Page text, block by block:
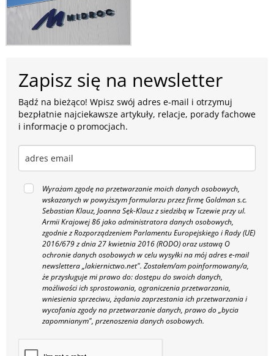
Zapisz się na newsletter
Bądź na bieżąco! Wpisz swój adres e-mail i otrzymuj
bezpłatnie najciekawsze artykuły, relacje, porady fachowe
i informacje o promocjach.
Wyrażam zgodę na przetwarzanie moich danych osobowych,
wskazanych w powyższym formularzu przez firmę Goldman s.c.
Sebastian Klauz, Joanna Sęk-Klauz z siedzibą w Tczewie przy ul.
Armii Krajowej 86 jako administratora danych osobowych,
zgodnie z Rozporządzeniem Parlamentu Europejskiego i Rady (UE)
2016/679 z dnia 27 kwietnia 2016 (RODO) oraz ustawą O
ochronie danych osobowych w celu wysyłki na mój adres e-mail
newslettera „lakiernictwo.net". Zostałem/am poinformowany/a,
że przysługuje mi prawo do: dostępu do swoich danych,
możliwości ich sprostowania, ograniczenia przetwarzania,
wniesienia sprzeciwu, żądania zaprzestania ich przetwarzania i
wycofania zgody na przetwarzanie danych, prawo do „bycia
zapomnianym", przenoszenia danych osobowych.